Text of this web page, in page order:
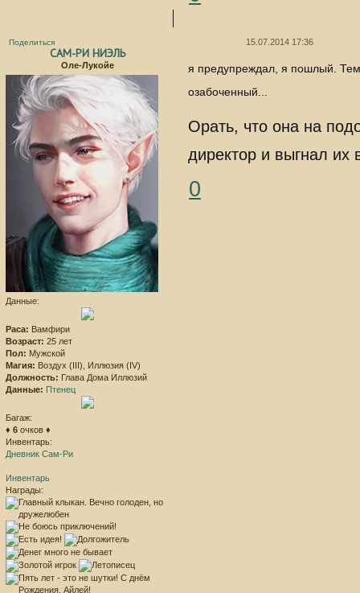
Поделиться 15.07.2014 17:36
САМ-РИ НИЭЛЬ
Оле-Лукойе
Данные:
Раса: Вамфири
Возраст: 25 лет
Пол: Мужской
Магия: Воздух (III), Иллюзия (IV)
Должность: Глава Дома Иллюзий
Данные: Птенец
Багаж:
♦ 6 очков ♦
Инвентарь:
Дневник Сам-Ри
Инвентарь
Награды:
я предупреждал, я пошлый.
озабоченный...
Орать, что она на
директор и выгнал их
0